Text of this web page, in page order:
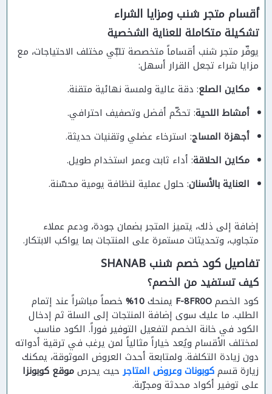
أقسام متجر شنب ومزايا الشراء
تشكيلة متكاملة للعناية الشخصية
يوفّر متجر شنب أقساماً متخصصة تلبّي مختلف الاحتياجات، مع
مزايا شراء تجعل القرار أسهل:
مكاين الصلع: دقة عالية ولمسة نهائية متقنة.
أمشاط اللحية: تحكّم أفضل وتصفيف احترافي.
أجهزة المساج: استرخاء عضلي وتقنيات حديثة.
مكاين الحلاقة: أداء ثابت وعمر استخدام طويل.
العناية بالأسنان: حلول عملية لنظافة يومية محسّنة.
إضافة إلى ذلك، يتميز المتجر بضمان جودة، ودعم عملاء
متجاوب، وتحديثات مستمرة على المنتجات بما يواكب الابتكار.
تفاصيل كود خصم شنب SHANAB
كيف تستفيد من الخصم؟
كود الخصمF-8FR0O يمنحك10%
خصماً مباشراً عند إتمام
الطلب. ما عليك سوى إضافة المنتجات إلى السلة ثم إدخال
الكود في خانة الخصم لتفعيل التوفير فوراً. الكود مناسب
لمختلف الأقسام ويُعد خياراً مثالياً لمن يرغب في ترقية أدواته
دون زيادة التكلفة. ولمتابعة أحدث العروض الموثوقة، يمكنك
زيارة قسمكوبونات وعروض المتاجرحيث يحرصموقع كوبونزا
على توفير أكواد محدثة ومجرّبة.